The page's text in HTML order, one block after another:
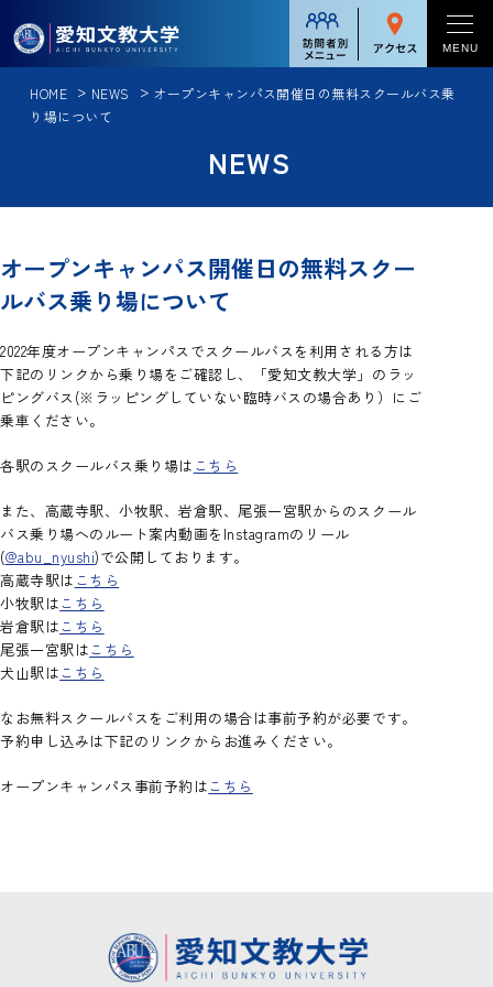
対象者別メニュー
在学生の方
保護者の方
卒業生の方
MENU
学校案内
理念と教育
アクセス
逆転力教育
人文総合コース
グローバル英語コース
中国語・中国文化コース
教員養成コース
カリキュラム
教員紹介
留学生向けガイド
大学院 国際文化研究科
入試情報一覧
入試日程
大学入学共通テスト
受験者への注意事項
学納金・諸経費一覧
奨学金制度
留学・国際交流
留学・国際交流一覧
短期語学プログラム[英語]
短期語学プログラム[中国語]
パーソナル留学プログラム
認定校留学プログラム[英語]
交換留学プログラム[中国語]
留学体験記
就職・進路
就職・進路一覧
内定者の声
キャンパスライフ
キャンパスライフ一覧
カレンダー
施設紹介
学生寮・住宅費助成制度
図書館
お知らせ
「ことば」を学ぶ、逆転力教育について
HOME NEWS
オープンキャンパス開催日の無料スクールバス乗
り場について
NEWS
オープンキャンパス開催日の無料スクー
ルバス乗り場について
2022年度オープンキャンパスでスクールバスを利用される方は
下記のリンクから乗り場をご確認し、「愛知文教大学」のラッ
ピングバス(※ラッピングしていない臨時バスの場合あり）にご
乗車ください。
各駅のスクールバス乗り場は こちら
また、高蔵寺駅、小牧駅、岩倉駅、尾張一宮駅からのスクール
バス乗り場へのルート案内動画をInstagramのリール
(@abu_nyushi)で公開しております。
高蔵寺駅は こちら
小牧駅はこちら
岩倉駅はこちら
尾張一宮駅はこちら
犬山駅はこちら
なお無料スクールバスをご利用の場合は事前予約が必要です。
予約申し込みは下記のリンクからお進みください。
オープンキャンパス事前予約はこちら